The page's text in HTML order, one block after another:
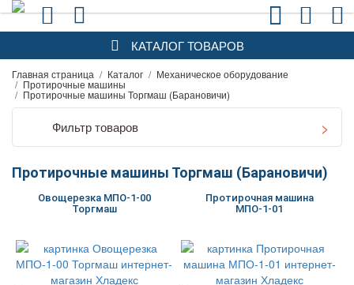
КАТАЛОГ ТОВАРОВ
Главная страница / Каталог / Механическое оборудование
/ Протирочные машины
/ Протирочные машины Торгмаш (Барановичи)
Фильтр товаров
Протирочные машины Торгмаш (Барановичи)
Овощерезка МПО-1-00
Торгмаш
Протирочная машина
МПО-1-01